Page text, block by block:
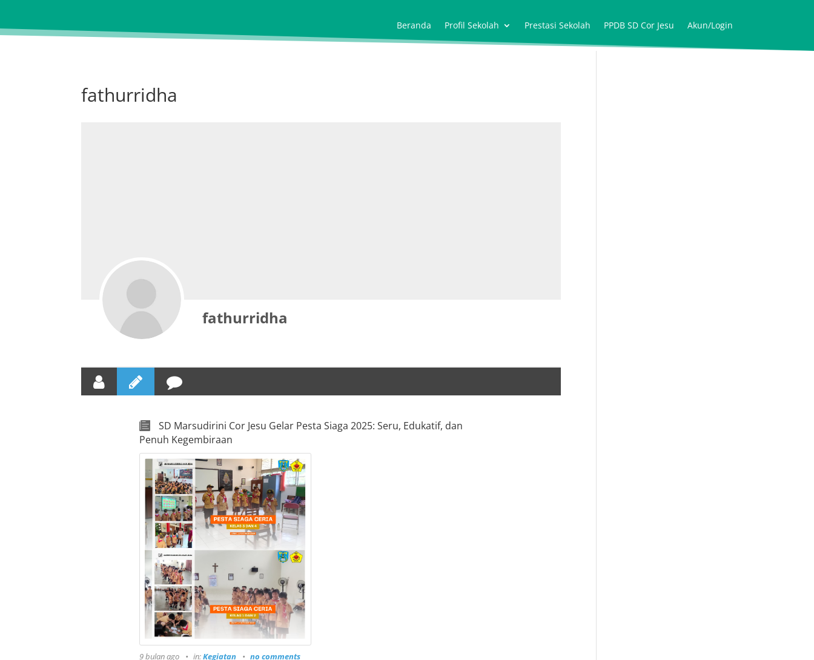
Beranda Profil Sekolah Prestasi Sekolah PPDB SD Cor Jesu Akun/Login
fathurridha
fathurridha
SD Marsudirini Cor Jesu Gelar Pesta Siaga 2025: Seru, Edukatif, dan
Penuh Kegembiraan
9 bulan ago in:Kegiatan no comments